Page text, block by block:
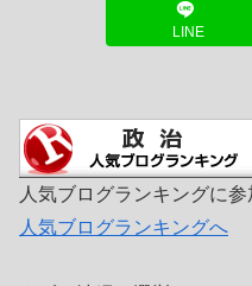
LINE
人気ブログランキングに参
人気ブログランキングへ